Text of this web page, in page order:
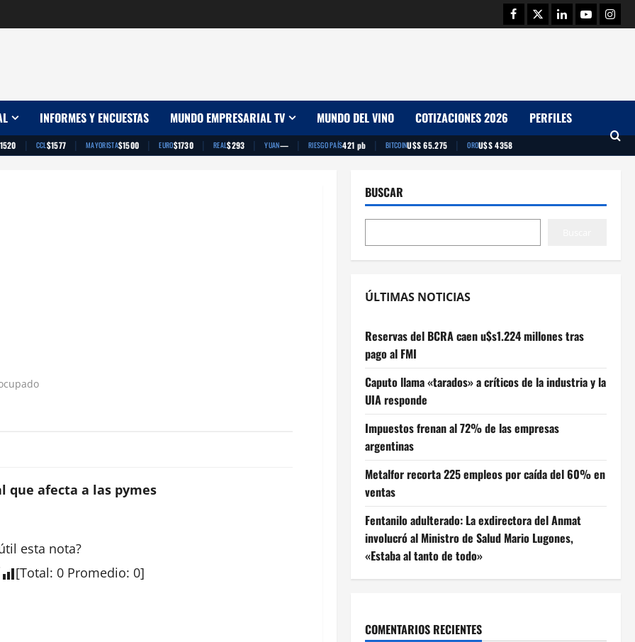
Facebook
TwitterLinkedinYoutube
INFORMES Y ENCUESTAS MUNDO EMPRESARIAL TV MUNDO DEL VINO COTIZACIONES 2026 PERFILES
| CCL$1577 | MAYORISTA$1500 | EURO$1730 | REAL$293 | YUAN— | RIESGO PAÍS421 pb | BITCOINU$S 65.275 | OROU$S 4358
que afecta a las pymes
esta nota?
[Total: 0 Promedio: 0]
BUSCAR
ÚLTIMAS NOTICIAS
Reservas del BCRA caen u$s1.224 millones tras
pago al FMI
Caputo llama «tarados» a críticos de la industria y la
UIA responde
Impuestos frenan al 72% de las empresas
argentinas
Metalfor recorta 225 empleos por caída del 60% en
ventas
Fentanilo adulterado: La exdirectora del Anmat
involucró al Ministro de Salud Mario Lugones,
«Estaba al tanto de todo»
COMENTARIOS RECIENTES